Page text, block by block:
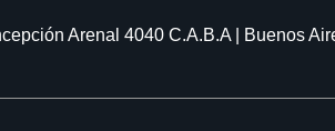
Arenal 4040C.A.B.A | Buenos